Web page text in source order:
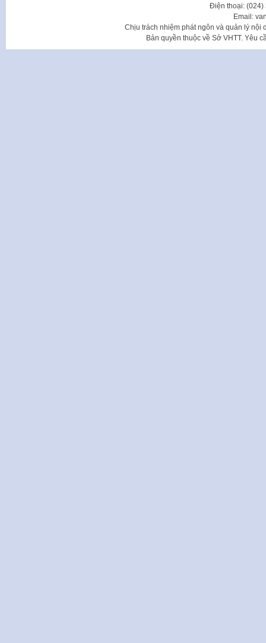
Điện thoại: (024)
Email:
Chịu trách nhiệm phát ngôn và quản lý nội
Bản quyền thuộc về Sở VHTT. Yêu